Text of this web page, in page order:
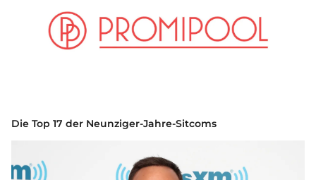
Die Top 17 der Neunziger-Jahre-Sitcoms